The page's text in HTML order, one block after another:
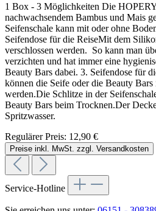
1 Box - 3 Möglichkeiten Die
nachwachsendem Bambus und Mais
Seifenschale kann mit oder ohne
Seifendose für die ReiseMit dem
verschlossen werden. So kann man
verzichten und hat immer eine
Beauty Bars dabei. 3. Seifendose für
können die Seife oder die Beauty
werden.Die Schlitze in der
Beauty Bars beim Trocknen.Der
Spritzwasser.
Regulärer Preis: 12,90 €
Preise inkl. MwSt. zzgl. Versandkosten
Service-Hotline